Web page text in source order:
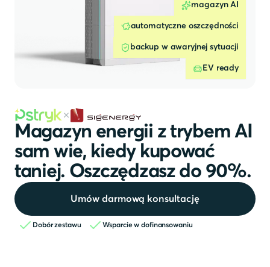
Magazyn energii z trybem AI
sam wie, kiedy kupować
taniej. Oszczędzasz do 90%.
Umów darmową konsultację
Dobór zestawu Wsparcie w dofinansowaniu
magazyn AI
automatyczne oszczędności
backup w awaryjnej sytuacji
EV ready